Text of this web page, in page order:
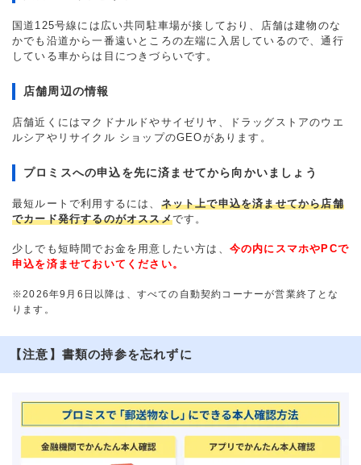
国道125号線には広い共同駐車場が接しており、店舗は建物のな
かでも沿道から一番遠いところの左端に入居しているので、通行
している車からは目につきづらいです。
店舗周辺の情報
店舗近くにはマクドナルドやサイゼリヤ、ドラッグストアのウエ
ルシアやリサイクル ショップのGEOがあります。
プロミスへの申込を先に済ませてから向かいましょう
最短ルートで利用するには、 ネット上で申込を済ませてから店舗
でカード発行するのがオススメです。
少しでも短時間でお金を用意したい方は、 今の内にスマホやPCで
申込を済ませておいてください。
※2026年9月6日以降は、すべての自動契約コーナーが営業終了とな
ります。
【注意】書類の持参を忘れずに